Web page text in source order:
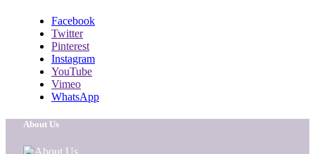
Facebook
Twitter
Pinterest
Instagram
YouTube
Vimeo
WhatsApp
About Us